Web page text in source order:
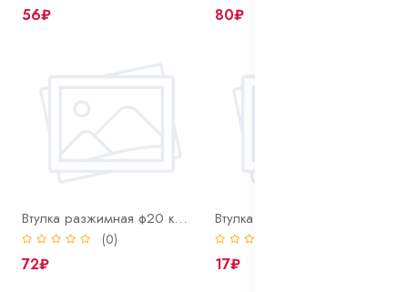
56₽ 80₽
Втулка разжимная ф20 кронштейна
(0)
72₽ 17₽